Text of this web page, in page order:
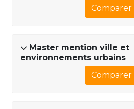
Comparer
Master mention ville et
environnements urbains
Comparer